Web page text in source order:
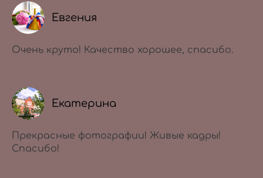
Евгения
Очень круто! Качество хорошее, спасибо.
Екатерина
Прекрасные фотографии! Живые кадры!
Спасибо!